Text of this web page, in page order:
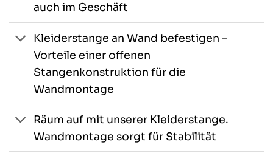
auch im Geschäft
Kleiderstange an Wand befestigen –
Vorteile einer offenen
Stangenkonstruktion für die
Wandmontage
Räum auf mit unserer Kleiderstange.
Wandmontage sorgt für Stabilität